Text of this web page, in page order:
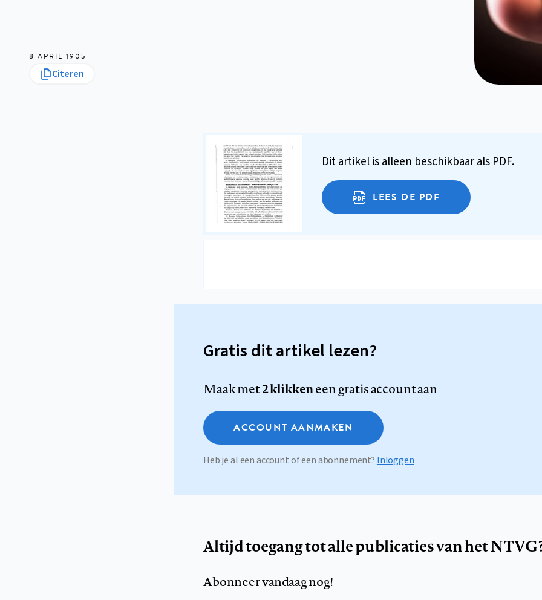
8 APRIL 1905
Citeren
Dit artikel is alleen beschikbaar als PDF.
LEES DE PDF
Gratis dit artikel lezen?
Maak met2 klikkeneen gratis account aan
ACCOUNT AANMAKEN
Heb je al een account of een abonnement? Inloggen
Altijd toegang tot alle publicaties van het
Abonneer vandaag nog!